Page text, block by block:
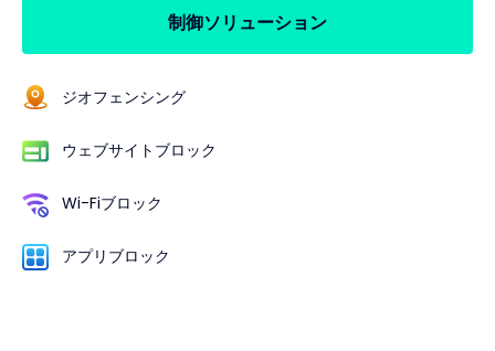
制御ソリューション
ジオフェンシング
ウェブサイトブロック
Wi-Fiブロック
アプリブロック